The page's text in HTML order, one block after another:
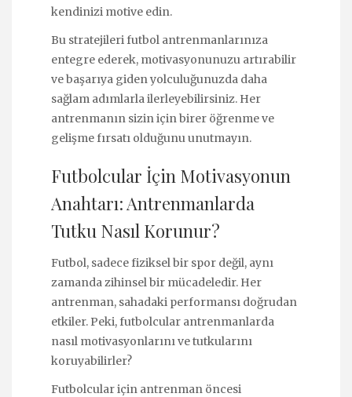
kendinizi motive edin.
Bu stratejileri futbol antrenmanlarınıza
entegre ederek, motivasyonunuzu artırabilir
ve başarıya giden yolculuğunuzda daha
sağlam adımlarla ilerleyebilirsiniz. Her
antrenmanın sizin için birer öğrenme ve
gelişme fırsatı olduğunu unutmayın.
Futbolcular İçin Motivasyonun
Anahtarı: Antrenmanlarda
Tutku Nasıl Korunur?
Futbol, sadece fiziksel bir spor değil, aynı
zamanda zihinsel bir mücadeledir. Her
antrenman, sahadaki performansı doğrudan
etkiler. Peki, futbolcular antrenmanlarda
nasıl motivasyonlarını ve tutkularını
koruyabilirler?
Futbolcular için antrenman öncesi